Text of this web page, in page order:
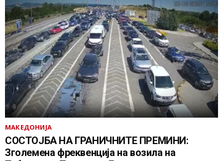
МАКЕДОНИЈА
СОСТОЈБА НА ГРАНИЧНИТЕ ПРЕМИНИ:
Зголемена фреквенција на возила на